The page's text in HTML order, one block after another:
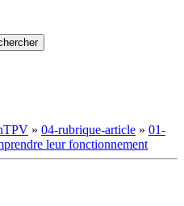
» 04-rubrique-article » 01-
leur fonctionnement